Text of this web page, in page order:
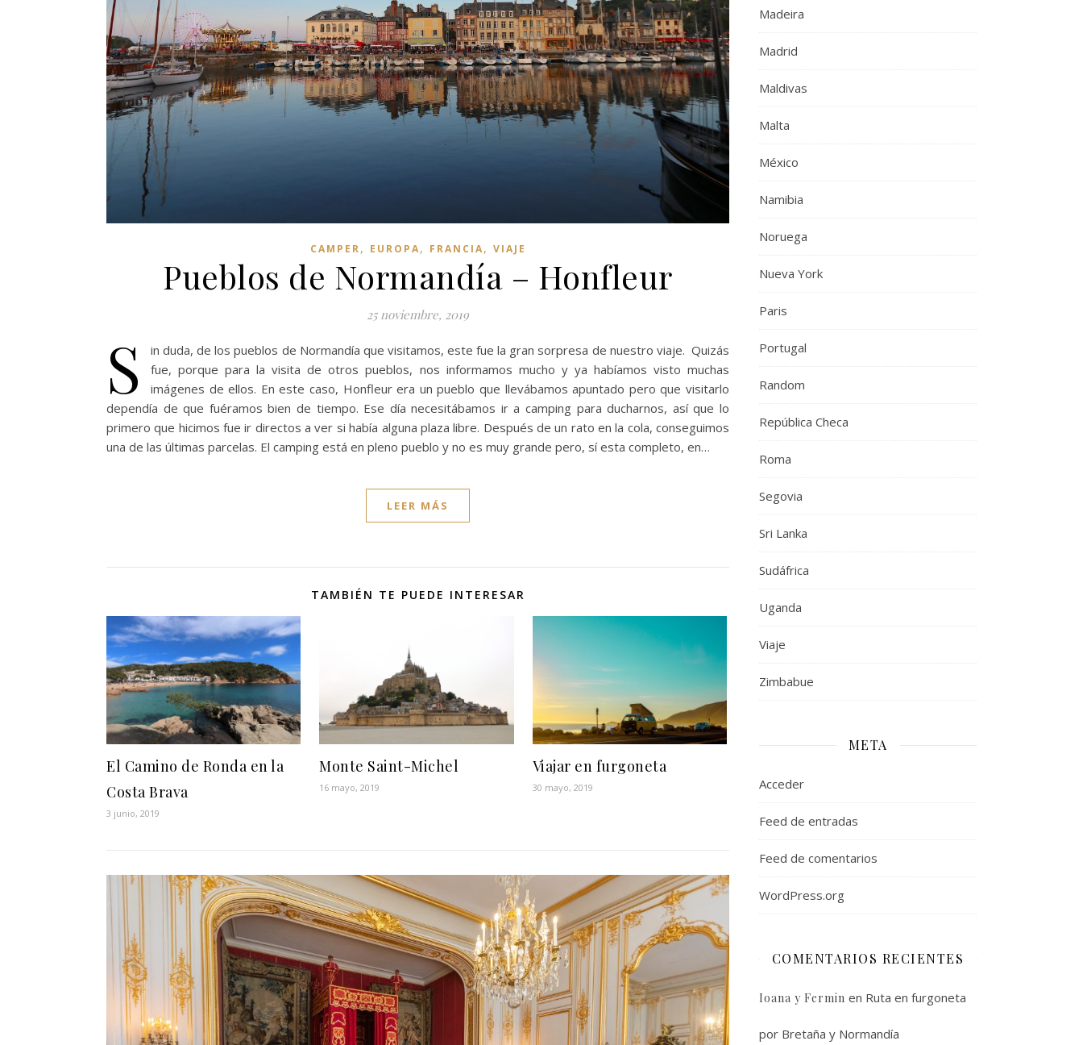
CAMPER, EUROPA, FRANCIA, VIAJE
Pueblos de Normandía – Honfleur
25 noviembre, 2019
S
in duda, de los pueblos de Normandía que visitamos, este fue la gran sorpresa de nuestro viaje. Quizás
fue, porque para la visita de otros pueblos, nos informamos mucho y ya habíamos visto muchas
imágenes de ellos. En este caso, Honfleur era un pueblo que llevábamos apuntado pero que visitarlo
dependía de que fuéramos bien de tiempo. Ese día necesitábamos ir a camping para ducharnos, así que lo
primero que hicimos fue ir directos a ver si había alguna plaza libre. Después de un rato en la cola, conseguimos
una de las últimas parcelas. El camping está en pleno pueblo y no es muy grande pero, sí esta completo, en…
LEER MÁS
TAMBIÉN TE PUEDE INTERESAR
El Camino de Ronda en la
Costa Brava
3 junio, 2019
Monte Saint-Michel
16 mayo, 2019
Viajar en furgoneta
30 mayo, 2019
Madeira
Madrid
Maldivas
Malta
México
Namibia
Noruega
Nueva York
Paris
Portugal
Random
República Checa
Roma
Segovia
Sri Lanka
Sudáfrica
Uganda
Viaje
Zimbabue
META
Acceder
Feed de entradas
Feed de comentarios
WordPress.org
COMENTARIOS RECIENTES
Ioana y Fermin en Ruta en furgoneta
por Bretaña y Normandía